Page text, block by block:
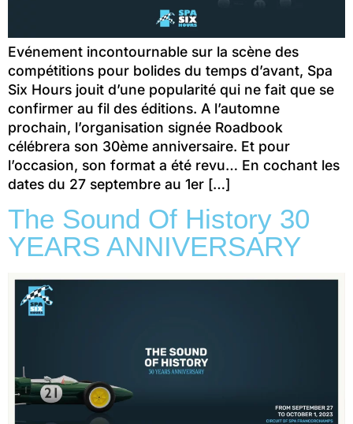
Evénement incontournable sur la scène des
compétitions pour bolides du temps d’avant, Spa
Six Hours jouit d’une popularité qui ne fait que se
confirmer au fil des éditions. A l’automne
prochain, l’organisation signée Roadbook
célébrera son 30ème anniversaire. Et pour
l’occasion, son format a été revu… En cochant les
dates du 27 septembre au 1er […]
The Sound Of History 30
YEARS ANNIVERSARY